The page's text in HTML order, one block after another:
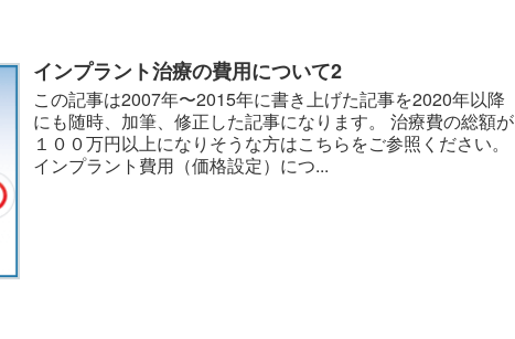
インプラント治療の費用について2
この記事は2007年〜2015年に書き上げた記事を2020年以降
にも随時、加筆、修正した記事になります。 治療費の総額が
１００万円以上になりそうな方はこちらをご参照ください。
インプラント費用（価格設定）につ...